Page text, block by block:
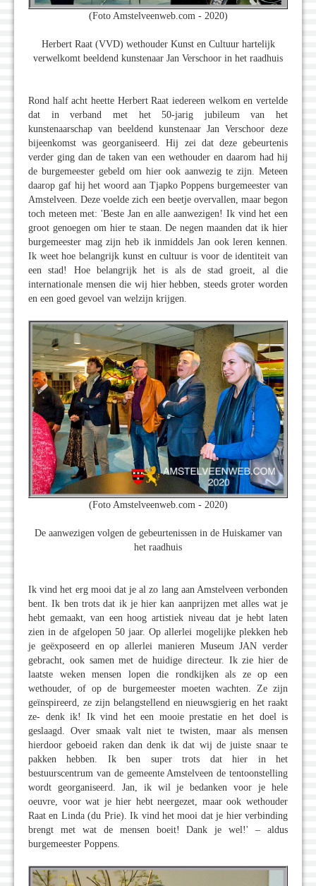
(Foto Amstelveenweb.com - 2020)
Herbert Raat (VVD) wethouder Kunst en Cultuur hartelijk
verwelkomt beeldend kunstenaar Jan Verschoor in het raadhuis
Rond half acht heette Herbert Raat iedereen welkom en vertelde
dat in verband met het 50-jarig jubileum van het
kunstenaarschap van beeldend kunstenaar Jan Verschoor deze
bijeenkomst was georganiseerd. Hij zei dat deze gebeurtenis
verder ging dan de taken van een wethouder en daarom had hij
de burgemeester gebeld om hier ook aanwezig te zijn. Meteen
daarop gaf hij het woord aan Tjapko Poppens burgemeester van
Amstelveen. Deze voelde zich een beetje overvallen, maar begon
toch meteen met: 'Beste Jan en alle aanwezigen! Ik vind het een
groot genoegen om hier te staan. De negen maanden dat ik hier
burgemeester mag zijn heb ik inmiddels Jan ook leren kennen.
Ik weet hoe belangrijk kunst en cultuur is voor de identiteit van
een stad! Hoe belangrijk het is als de stad groeit, al die
internationale mensen die wij hier hebben, steeds groter worden
en een goed gevoel van welzijn krijgen.
(Foto Amstelveenweb.com - 2020)
De aanwezigen volgen de gebeurtenissen in de Huiskamer van
het raadhuis
Ik vind het erg mooi dat je al zo lang aan Amstelveen verbonden
bent. Ik ben trots dat ik je hier kan aanprijzen met alles wat je
hebt gemaakt, van een hoog artistiek niveau dat je hebt laten
zien in de afgelopen 50 jaar. Op allerlei mogelijke plekken heb
je geëxposeerd en op allerlei manieren Museum JAN verder
gebracht, ook samen met de huidige directeur. Ik zie hier de
laatste weken mensen lopen die rondkijken als ze op een
wethouder, of op de burgemeester moeten wachten. Ze zijn
geïnspireerd, ze zijn belangstellend en nieuwsgierig en het raakt
ze- denk ik! Ik vind het een mooie prestatie en het doel is
geslaagd. Over smaak valt niet te twisten, maar als mensen
hierdoor geboeid raken dan denk ik dat wij de juiste snaar te
pakken hebben. Ik ben super trots dat hier in het
bestuurscentrum van de gemeente Amstelveen de tentoonstelling
wordt georganiseerd. Jan, ik wil je bedanken voor je hele
oeuvre, voor wat je hier hebt neergezet, maar ook wethouder
Raat en Linda (du Prie). Ik vind het mooi dat je hier verbinding
brengt met wat de mensen boeit! Dank je wel!' – aldus
burgemeester Poppens.